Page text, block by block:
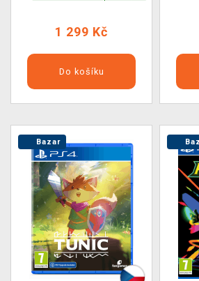
of New York -
1 299 Kč
Do košíku
Bazar